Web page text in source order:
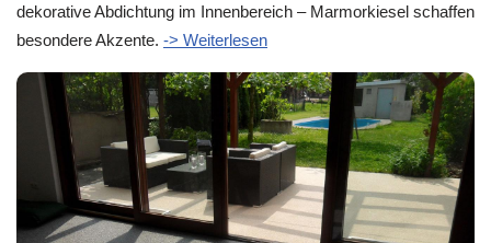
dekorative Abdichtung im Innenbereich – Marmorkiesel schaffen
besondere Akzente. -> Weiterlesen